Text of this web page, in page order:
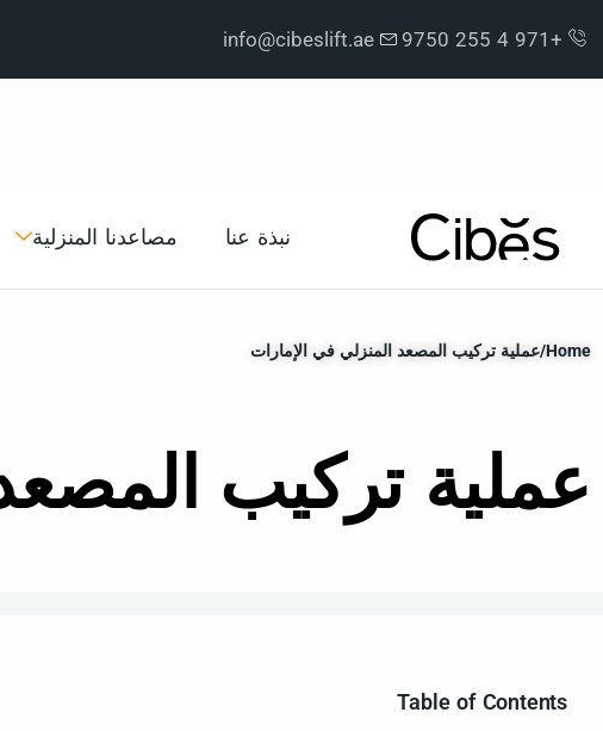
+971 4 255 9750
info@cibeslift.ae
نبذة عنا مصاعدنا المنزلية
Home
/عملية تركيب المصعد المنزلي في الإمارات
عملية تركيب
Table of Contents